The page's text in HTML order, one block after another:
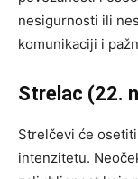
nesigurnosti ili
komunikaciji i
Strelac (22.
Strelčevi će
intenzitetu.